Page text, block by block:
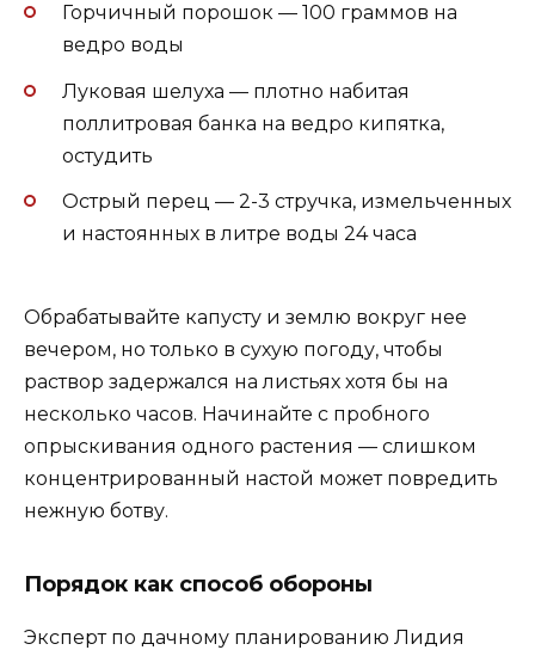
Горчичный порошок — 100 граммов на
ведро воды
Луковая шелуха — плотно набитая
поллитровая банка на ведро кипятка,
остудить
Острый перец — 2-3 стручка, измельченных
и настоянных в литре воды 24 часа
Обрабатывайте капусту и землю вокруг нее
вечером, но только в сухую погоду, чтобы
раствор задержался на листьях хотя бы на
несколько часов. Начинайте с пробного
опрыскивания одного растения — слишком
концентрированный настой может повредить
нежную ботву.
Порядок как способ обороны
Эксперт по дачному планированию Лидия